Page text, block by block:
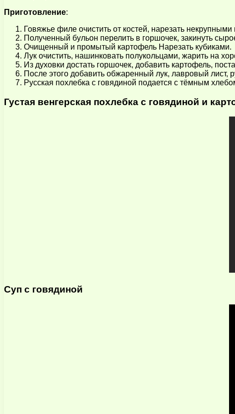
Приготовление:
Говяжье филе очистить от костей, нарезать
Полученный бульон перелить в горшочек, закинуть
Очищенный и промытый картофель Нарезать кубиками.
Лук очистить, нашинковать полукольцами, жарить на
Из духовки достать горшочек, добавить картофель,
После этого добавить обжаренный лук, лавровый лист,
Русская похлебка с говядиной подается с тёмным
Густая венгерская похлебка с говядиной и
Суп с говядиной